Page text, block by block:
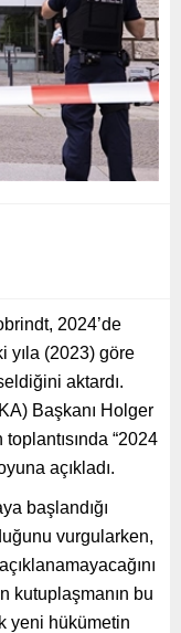
2024’de
yıla (2023) göre
aktardı.
Başkanı Holger
“2024
açıkladı.
başlandığı
vurgularken,
kutuplaşmanın bu
yeni hükümetin